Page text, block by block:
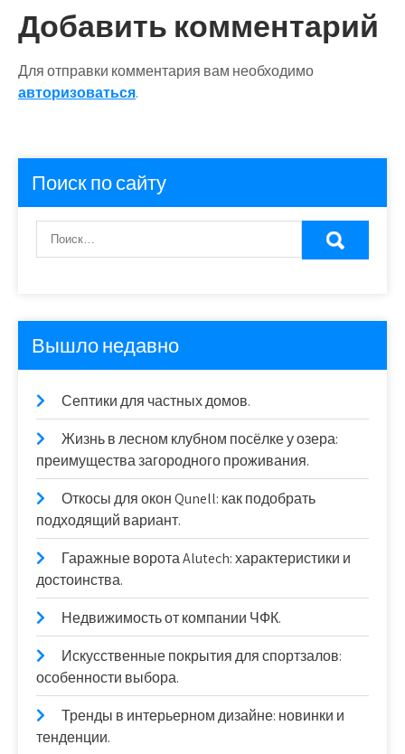
записям
Добавить комментарий
Для отправки комментария вам необходимо
авторизоваться.
Поиск по сайту
Вышло недавно
Септики для частных домов.
Жизнь в лесном клубном посёлке у озера:
преимущества загородного проживания.
Откосы для окон Qunell: как подобрать
подходящий вариант.
Гаражные ворота Alutech: характеристики и
достоинства.
Недвижимость от компании ЧФК.
Искусственные покрытия для спортзалов:
особенности выбора.
Тренды в интерьерном дизайне: новинки и
тенденции.